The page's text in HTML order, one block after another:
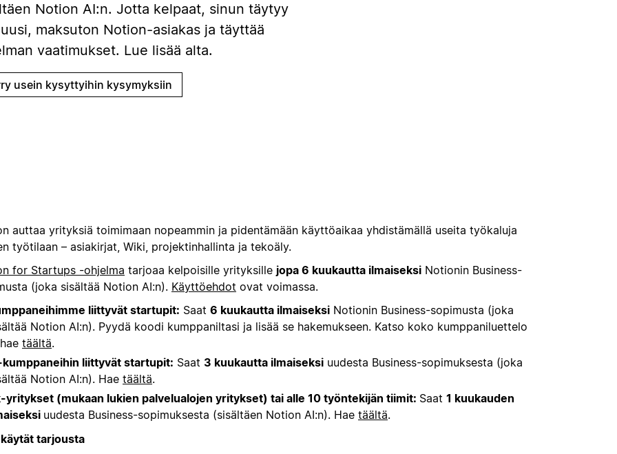
Notion AI:n. Jotta kelpaat, sinun täytyy
maksuton Notion-asiakas ja täyttää
vaatimukset. Lue lisää alta.
usein kysyttyihin kysymyksiin
auttaa yrityksiä toimimaan nopeammin ja pidentämään käyttöaikaa yhdistämällä useita työkaluja
työtilaan – asiakirjat, Wiki, projektinhallinta ja tekoäly.
for Startups -ohjelma tarjoaa kelpoisille yrityksille jopa 6 kuukautta ilmaiseksi Notionin Business-
(joka sisältää Notion AI:n). Käyttöehdot ovat voimassa.
liittyvät startupit: Saat 6 kuukautta ilmaiseksi Notionin Business-sopimusta (joka
Notion AI:n). Pyydä koodi kumppaniltasi ja lisää se hakemukseen. Katso koko kumppaniluettelo
täältä.
kumppaneihin liittyvät startupit: Saat 3 kuukautta ilmaiseksi uudesta Business-sopimuksesta (joka
Notion AI:n). Hae täältä.
yritykset (mukaan lukien palvelualojen yritykset) tai alle 10 työntekijän tiimit: Saat 1 kuukauden
uudesta Business-sopimuksesta (sisältäen Notion AI:n). Hae täältä.
tarjousta